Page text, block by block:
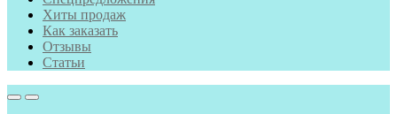
Хиты продаж
Как заказать
Отзывы
Статьи